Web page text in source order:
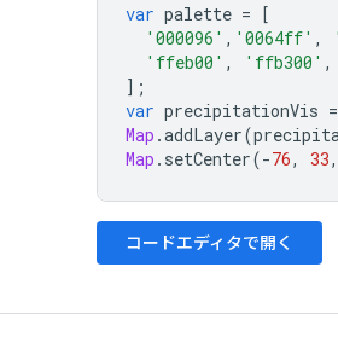
var palette = [
'000096' , '0064ff' ,
'ffeb00' , 'ffb300' ,
];
var precipitationVis =
Map .addLayer(
Map . setCenter(-76, 33,
コードエディタで開く